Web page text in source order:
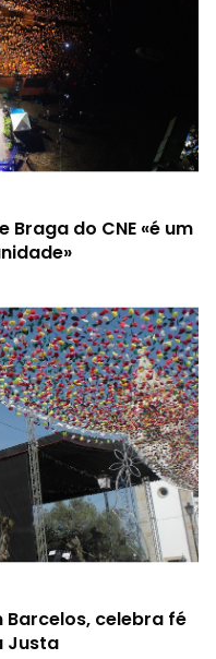
do CNE «é um
Barcelos, celebra fé
Justa